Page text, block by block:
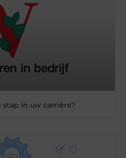
in uw carrière?